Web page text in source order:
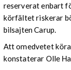
reserverat enbart
körfältet riskerar
bilsajten Carup.
Att omedvetet
konstaterar Olle